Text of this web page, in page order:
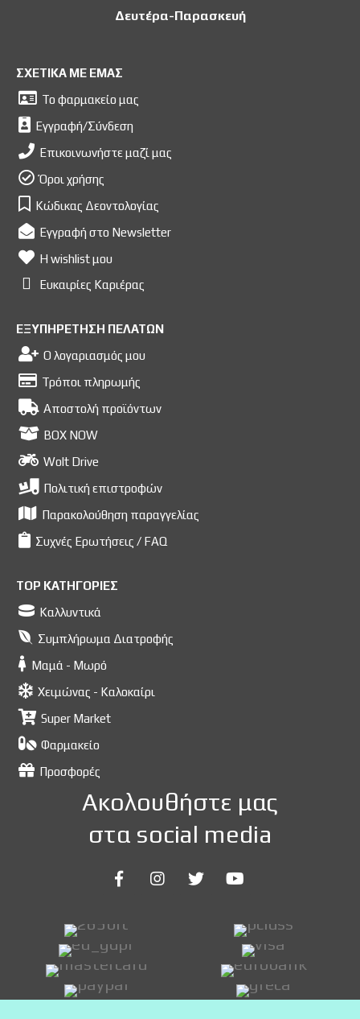
Δευτέρα-Παρασκευή
ΣΧΕΤΙΚΑ ΜΕ ΕΜΑΣ
Το φαρμακείο μας
Εγγραφή/Σύνδεση
Επικοινωνήστε μαζί μας
Όροι χρήσης
Κώδικας Δεοντολογίας
Εγγραφή στο Newsletter
Η wishlist μου
Ευκαιρίες Kαριέρας
ΕΞΥΠΗΡΕΤΗΣΗ ΠΕΛΑΤΩΝ
Ο λογαριασμός μου
Τρόποι πληρωμής
Αποστολή προϊόντων
BOX NOW
Wolt Drive
Πολιτική επιστροφών
Παρακολούθηση παραγγελίας
Συχνές Ερωτήσεις / FAQ
TOP ΚΑΤΗΓΟΡΙΕΣ
Καλλυντικά
Συμπλήρωμα Διατροφής
Μαμά - Μωρό
Χειμώνας - Καλοκαίρι
Super Market
Φαρμακείο
Προσφορές
Ακολουθήστε μας
στα social media